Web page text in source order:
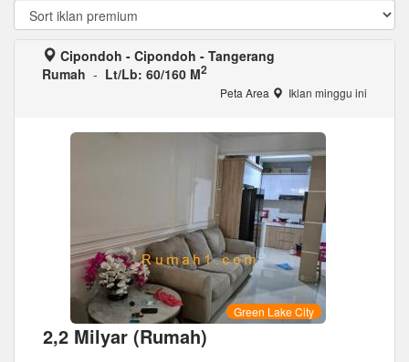
Cipondoh - Cipondoh - Tangerang
Rumah - Lt/Lb: 60/160 M2
Peta Area Iklan minggu ini
Green Lake City
2,2 Milyar (Rumah)